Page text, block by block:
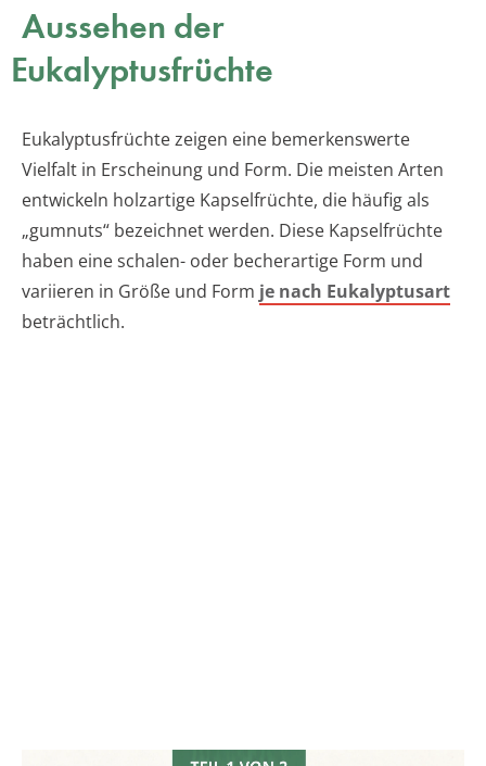
Aussehen der
Eukalyptusfrüchte
Eukalyptusfrüchte zeigen eine bemerkenswerte
Vielfalt in Erscheinung und Form. Die meisten Arten
entwickeln holzartige Kapselfrüchte, die häufig als
„gumnuts“ bezeichnet werden. Diese Kapselfrüchte
haben eine schalen- oder becherartige Form und
variieren in Größe und Form je nach Eukalyptusart
beträchtlich.